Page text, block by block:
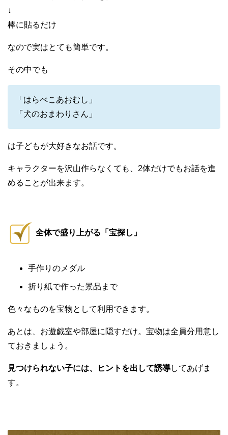
↓
棒に貼るだけ
なので実はとても簡単です。
その中でも
「はらぺこあおむし」
「犬のおまわりさん」
は子どもが大好きなお話です。
キャラクターを沢山作らなくても、2体だけでもお話を進
めることが出来ます。
全体で盛り上がる「宝探し」
手作りのメダル
折り紙で作った景品まで
色々なものを宝物として利用できます。
あとは、お遊戯室や部屋に隠すだけ。宝物は全員分用意し
ておきましょう。
見つけられない子には、ヒントを出して誘導してあげま
す。